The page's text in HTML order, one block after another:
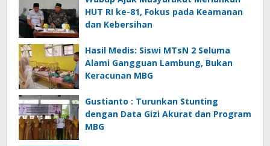
HUT RI ke-81, Fokus pada Keamanan
dan Kebersihan
Hasil Medis: Siswi MTsN 2 Seluma
Alami Gangguan Lambung, Bukan
Keracunan MBG
Gustianto : Turunkan Stunting
dengan Data Gizi Akurat dan Program
MBG